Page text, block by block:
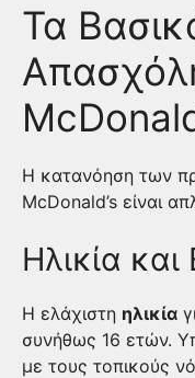
Τα
Η κατανόηση των
McDonald’s είναι
Ηλικία
Η ελάχιστη ηλικία
συνήθως 16 ετών.
με τους τοπικούς